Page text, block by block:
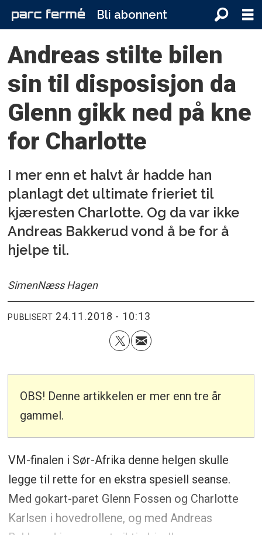
Bli abonnent
Andreas stilte bilen
sin til disposisjon da
Glenn gikk ned på kne
for Charlotte
I mer enn et halvt år hadde han
planlagt det ultimate frieriet til
kjæresten Charlotte. Og da var ikke
Andreas Bakkerud vond å be for å
hjelpe til.
SimenNæss Hagen
PUBLISERT 24.11.2018 - 10:13
OBS! Denne artikkelen er mer enn tre år
gammel.
VM-finalen i Sør-Afrika denne helgen skulle
legge til rette for en ekstra spesiell seanse.
Med gokart-paret Glenn Fossen og Charlotte
Karlsen i hovedrollene, og med Andreas